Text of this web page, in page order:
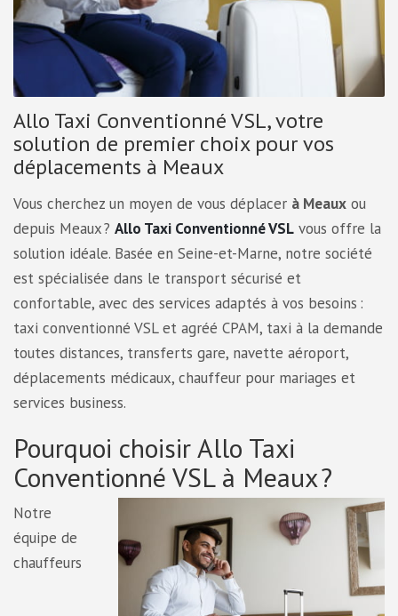
Allo Taxi Conventionné VSL, votre
solution de premier choix pour vos
déplacements à Meaux
Vous cherchez un moyen de vous déplacer à Meaux ou
depuis Meaux ? Allo Taxi Conventionné VSL vous offre la
solution idéale. Basée en Seine-et-Marne, notre société
est spécialisée dans le transport sécurisé et
confortable, avec des services adaptés à vos besoins :
taxi conventionné VSL et agréé CPAM, taxi à la demande
toutes distances, transferts gare, navette aéroport,
déplacements médicaux, chauffeur pour mariages et
services business.
Pourquoi choisir Allo Taxi
Conventionné VSL à Meaux ?
Notre
équipe de
chauffeurs